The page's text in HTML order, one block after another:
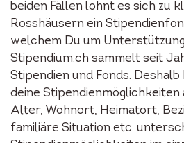
beiden Fällen lohnt es sich zu
Rosshäusern ein
welchem Du um
Stipendium.ch sammelt seit
Stipendien und Fonds.
deine Stipendienmöglichkeiten
Alter, Wohnort, Heimatort,
familiäre Situation etc.